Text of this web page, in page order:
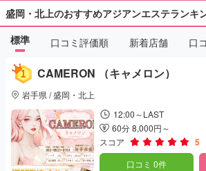
盛岡・北上のおすすめアジアンエステランキ
標準
口コミ評価順 新着店舗 口
CAMERON （キャメロン）
岩手県 / 盛岡・北上
12:00～LAST
60分 8,000円～
スコア
5
口コミ 0件